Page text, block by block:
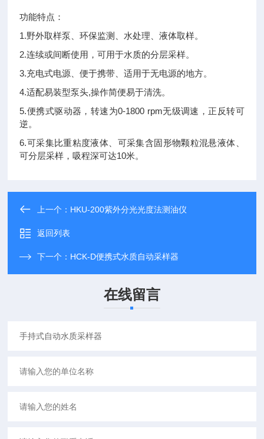
功能特点：
1.野外取样泵、环保监测、水处理、液体取样。
2.连续或间断使用，可用于水质的分层采样。
3.充电式电源、便于携带、适用于无电源的地方。
4.适配易装型泵头,操作简便易于清洗。
5.便携式驱动器，转速为0-1800 rpm无级调速，正反转可
逆。
6.可采集比重粘度液体、可采集含固形物颗粒混悬液体、
可分层采样，吸程深可达10米。
上一个： HKU-200紫外分光光度法测油仪
返回列表
下一个： HCK-D便携式水质自动采样器
在线留言